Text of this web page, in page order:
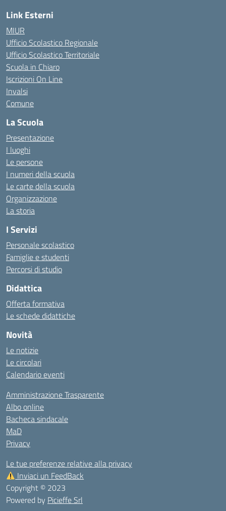
Link Esterni
MIUR
Ufficio Scolastico Regionale
Ufficio Scolastico Territoriale
Scuola in Chiaro
Iscrizioni On Line
Invalsi
Comune
La Scuola
Presentazione
I luoghi
Le persone
I numeri della scuola
Le carte della scuola
Organizzazione
La storia
I Servizi
Personale scolastico
Famiglie e studenti
Percorsi di studio
Didattica
Offerta formativa
Le schede didattiche
Novità
Le notizie
Le circolari
Calendario eventi
Amministrazione Trasparente
Albo online
Bacheca sindacale
MaD
Privacy
Le tue preferenze relative alla privacy
Inviaci un FeedBack
Copyright © 2023
Powered by Picieffe Srl